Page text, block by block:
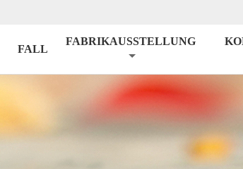
FALL
FABRIKAUSSTELLUNG